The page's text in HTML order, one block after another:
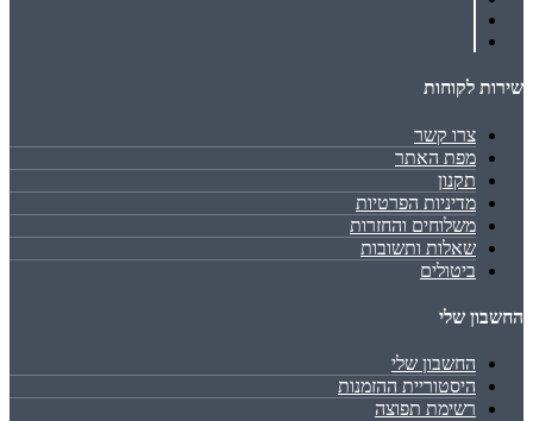
שירות לקוחות
צרו קשר
מפת האתר
תקנון
מדיניות הפרטיות
משלוחים והחזרות
שאלות ותשובות
ביטולים
החשבון שלי
החשבון שלי
היסטוריית ההזמנות
רשימת תפוצה